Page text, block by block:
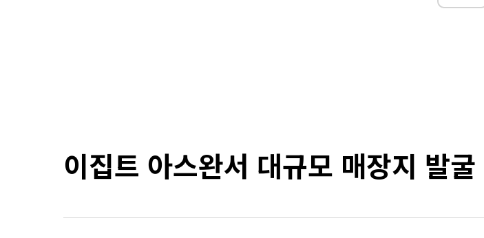
이집트 아스완서 대규모 매장지 발굴